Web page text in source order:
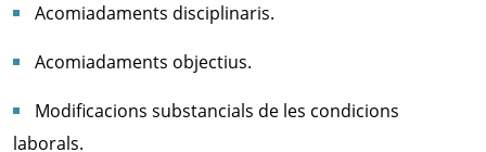
Acomiadaments disciplinaris.
Acomiadaments objectius.
Modificacions substancials de les condicions
laborals.